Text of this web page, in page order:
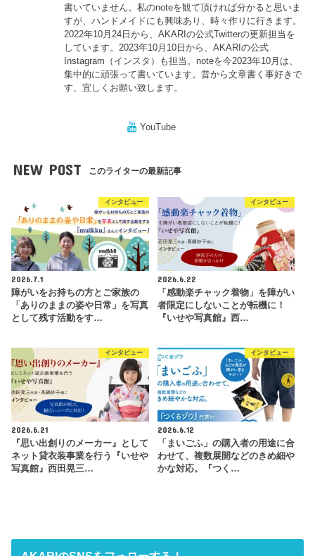
書いていません。私のnoteを観て頂ければ分かると思いま
すが、ハンドメイドにも興味あり、時々作りに行きます。
2022年10月24日から、AKARIの公式Twitterの更新担当を
しています。2023年10月10日から、AKARIの公式
Instagram（インスタ）も担当。noteを今2023年10月は、
集中的に頑張って書いています。昔から文章書く事好きで
す、宜しくお願い致します。
YouTube
NEW POST このライターの最新記事
インタビュー
2026.7.1
障がいをお持ちの方とご家族の
「ありのままの姿や日常」を写真
として残す活動をす…
インタビュー
2026.6.22
「感動楽チャック着物」を障がい
者限定にしないことが転機に！
『いせや写真館』西…
インタビュー
2026.6.21
『思い出創りのメーカー』として
ネット貸衣装事業を行う『いせや
写真館』西田晃三…
インタビュー
2026.6.12
「まいごふ」の購入者の用途に合
わせて、複数展開などのきめ細や
かな対応。『つく…